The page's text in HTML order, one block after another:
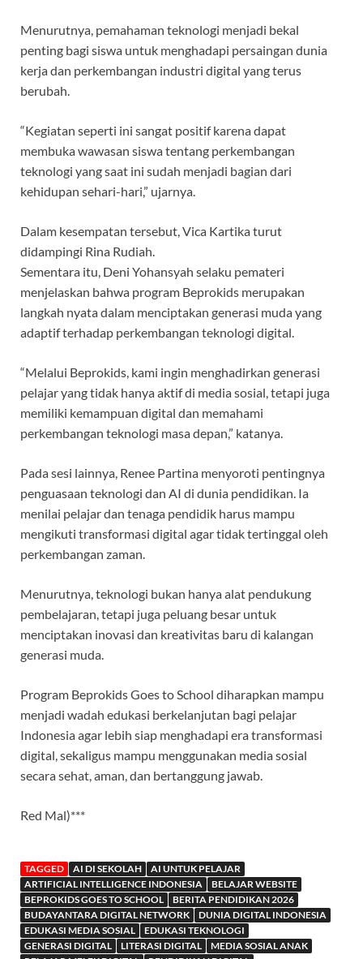
Menurutnya, pemahaman teknologi menjadi bekal
penting bagi siswa untuk menghadapi persaingan dunia
kerja dan perkembangan industri digital yang terus
berubah.
“Kegiatan seperti ini sangat positif karena dapat
membuka wawasan siswa tentang perkembangan
teknologi yang saat ini sudah menjadi bagian dari
kehidupan sehari-hari,” ujarnya.
Dalam kesempatan tersebut, Vica Kartika turut
didampingi Rina Rudiah.
Sementara itu, Deni Yohansyah selaku pemateri
menjelaskan bahwa program Beprokids merupakan
langkah nyata dalam menciptakan generasi muda yang
adaptif terhadap perkembangan teknologi digital.
“Melalui Beprokids, kami ingin menghadirkan generasi
pelajar yang tidak hanya aktif di media sosial, tetapi juga
memiliki kemampuan digital dan memahami
perkembangan teknologi masa depan,” katanya.
Pada sesi lainnya, Renee Partina menyoroti pentingnya
penguasaan teknologi dan AI di dunia pendidikan. Ia
menilai pelajar dan tenaga pendidik harus mampu
mengikuti transformasi digital agar tidak tertinggal oleh
perkembangan zaman.
Menurutnya, teknologi bukan hanya alat pendukung
pembelajaran, tetapi juga peluang besar untuk
menciptakan inovasi dan kreativitas baru di kalangan
generasi muda.
Program Beprokids Goes to School diharapkan mampu
menjadi wadah edukasi berkelanjutan bagi pelajar
Indonesia agar lebih siap menghadapi era transformasi
digital, sekaligus mampu menggunakan media sosial
secara sehat, aman, dan bertanggung jawab.
Red Mal)***
TAGGED AI DI SEKOLAH
AI UNTUK PELAJAR
ARTIFICIAL INTELLIGENCE INDONESIA
BELAJAR WEBSITE
BEPROKIDS GOES TO SCHOOL
BERITA PENDIDIKAN 2026
BUDAYANTARA DIGITAL NETWORK
DUNIA DIGITAL INDONESIA
EDUKASI MEDIA SOSIAL
EDUKASI TEKNOLOGI
GENERASI DIGITAL
LITERASI DIGITAL
MEDIA SOSIAL ANAK